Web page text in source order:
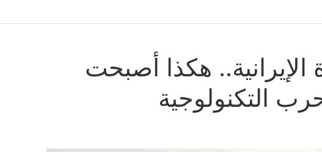
الإيرانية.. هكذا أصبحت
التكنولوجية